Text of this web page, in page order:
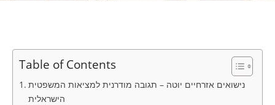
Table of Contents
נישואים אזרחיים יוטה – תגובה מודרנית למציאות המשפטית
הישראלית